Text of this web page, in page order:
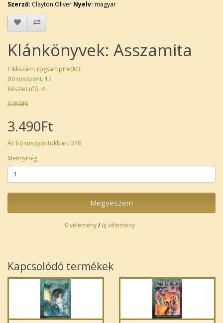
Szerző: Clayton Oliver Nyelv: magyar
Klánkönyvek: Asszamita
Cikkszám: rpgvampire003
Bónuszpont: 17
Készletinfó: 4
3.990Ft
3.490Ft
Ár bónuszpontokban: 340
Mennyiség
Megveszem
0 vélemény/új vélemény
Kapcsolódó termékek